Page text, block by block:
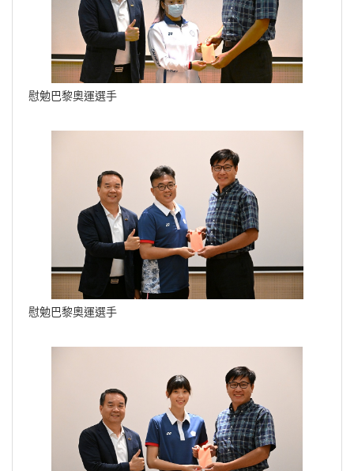
慰勉巴黎奧運選手
慰勉巴黎奧運選手